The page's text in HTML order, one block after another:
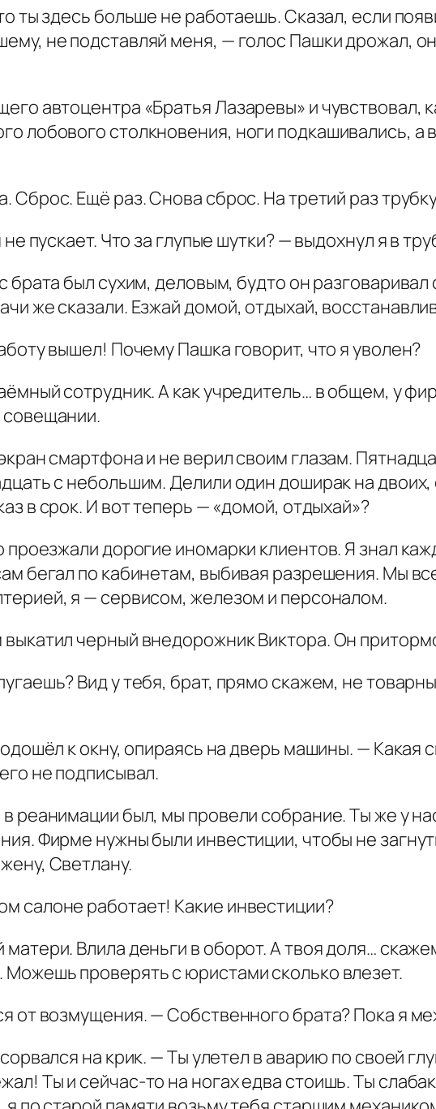
ты здесь больше не работаешь. Сказал, если
не подставляй меня, — голос Пашки дрожал,
автоцентра «Братья Лазаревы» и чувствовал,
лобового столкновения, ноги подкашивались, а
Сброс. Ещё раз. Снова сброс. На третий раз
пускает. Что за глупые шутки? — выдохнул я в
был сухим, деловым, будто он
же сказали. Езжай домой, отдыхай,
вышел! Почему Пашка говорит, что я уволен?
сотрудник. А как учредитель… в общем, у
смартфона и не верил своим глазам.
с небольшим. Делили один доширак на
в срок. И вот теперь — «домой, отдыхай»?
проезжали дорогие иномарки клиентов. Я знал
бегал по кабинетам, выбивая разрешения. Мы
я — сервисом, железом и персоналом.
черный внедорожник Виктора. Он
Вид у тебя, брат, прямо скажем, не
к окну, опираясь на дверь машины. — Какая
не подписывал.
реанимации был, мы провели собрание. Ты же у
Фирме нужны были инвестиции, чтобы не
Светлану.
салоне работает! Какие инвестиции?
Влила деньги в оборот. А твоя доля…
проверять с юристами сколько влезет.
от возмущения. — Собственного брата? Пока я
на крик. — Ты улетел в аварию по своей
Ты и сейчас-то на ногах едва стоишь. Ты